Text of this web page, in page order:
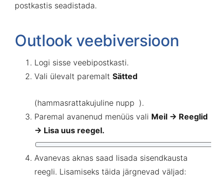
postkastis seadistada.
Outlook veebiversioon
Logi sisse veebipostkasti.
Vali ülevalt paremalt Sätted
(hammasrattakujuline nupp ).
Paremal avanenud menüüs vali Meil → Reeglid
→ Lisa uus reegel.
Avanevas aknas saad lisada sisendkausta
reegli. Lisamiseks täida järgnevad väljad: